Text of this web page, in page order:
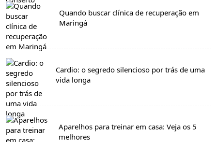
Quando buscar clínica de recuperação em
Maringá
Cardio: o segredo silencioso por trás de uma
vida longa
Aparelhos para treinar em casa: Veja os 5
melhores